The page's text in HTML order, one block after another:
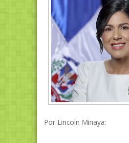
Por Lincoln Minaya: